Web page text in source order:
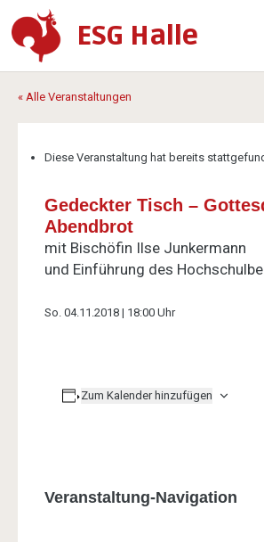
ESG Halle
« Alle Veranstaltungen
Diese Veranstaltung hat bereits
Gedeckter Tisch –
Abendbrot
mit Bischöfin Ilse Junkermann
und Einführung des
So. 04.11.2018 | 18:00 Uhr
Zum Kalender hinzufügen
Veranstaltung-Navigation